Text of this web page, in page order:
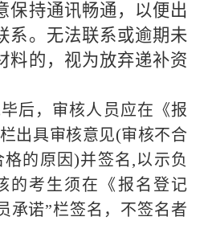
保持通讯畅通，以便出
系。无法联系或逾期未
料的，视为放弃递补资
后，审核人员应在《报
出具审核意见(审核不合
格的原因)并签名 ,以示负
的考生须在《报名登记
承诺”栏签名，不签名者